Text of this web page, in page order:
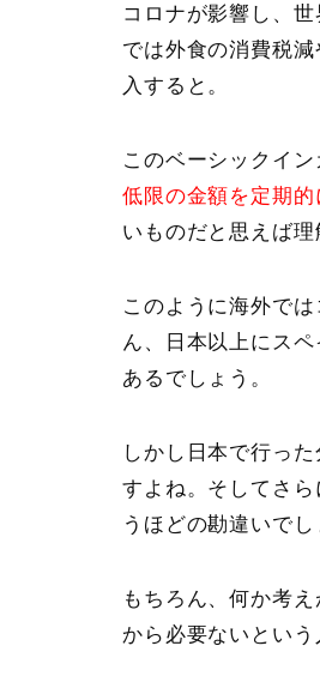
コロナが影響し、
では外食の消費税
入すると。
このベーシックイ
低限の金額を定期的
いものだと思えば理
このように海外で
ん、日本以上にス
あるでしょう。
しかし日本で行った
すよね。そしてさ
うほどの勘違いでし
もちろん、何か考
から必要ないとい